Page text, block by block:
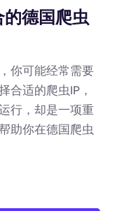
德国爬虫
你可能经常需要
合适的爬虫IP，
行，却是一项重
助你在德国爬虫